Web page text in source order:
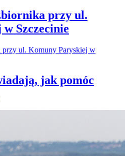
przy ul.
Szczecinie
jak pomóc